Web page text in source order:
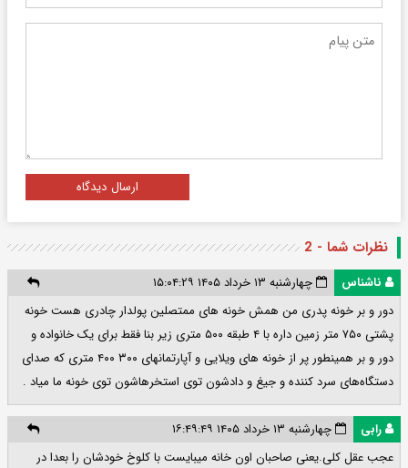
ارسال دیدگاه
نظرات شما - 2
ناشناس
چهارشنبه ۱۳ خرداد ۱۴۰۵ ۱۵:۰۴:۲۹
دور و بر خونه پدری من همش خونه های ممتصلین پولدار چادری هست خونه
پشتی ۷۵۰ متر زمین داره با ۴ طبقه ۵۰۰ متری زیر بنا فقط برای یک خانواده و
دور و بر همینطور پر از خونه های ویلایی و آپارتمانهای ۳۰۰ ۴۰۰ متری که صدای
دستگاه‌های سرد کننده و جیغ و دادشون توی استخرهاشون توی خونه ما میاد .
رابی
چهارشنبه ۱۳ خرداد ۱۴۰۵ ۱۶:۴۹:۴۹
عجب عقل کلی.یعنی صاحبان اون خانه میبایست با کلوخ خودشان را بعدا در